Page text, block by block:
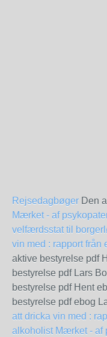
Rejsedagbøger Den
Mærket - af
velfærdsstat til
vin med : rapport från
aktive bestyrelse pdf
bestyrelse pdf Lars
bestyrelse pdf Hent
bestyrelse pdf ebog
att dricka vin med :
alkoholist Mærket - af